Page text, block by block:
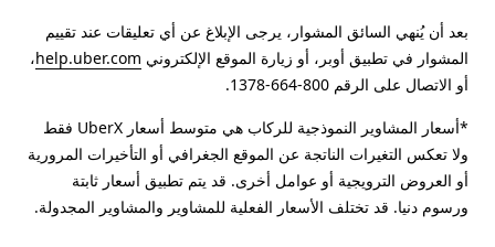
بعد أن يُنهي السائق المشوار، يرجى الإبلاغ عن أي تعليقات عند تقييم
المشوار في تطبيق أوبر، أو زيارة الموقع الإلكتروني help.uber.com،
أو الاتصال على الرقم 800-664-1378.
*أسعار المشاوير النموذجية للركاب هي متوسط أسعار UberX فقط
ولا تعكس التغيرات الناتجة عن الموقع الجغرافي أو التأخيرات المرورية
أو العروض الترويجية أو عوامل أخرى. قد يتم تطبيق أسعار ثابتة
ورسوم دنيا. قد تختلف الأسعار الفعلية للمشاوير والمشاوير المجدولة.